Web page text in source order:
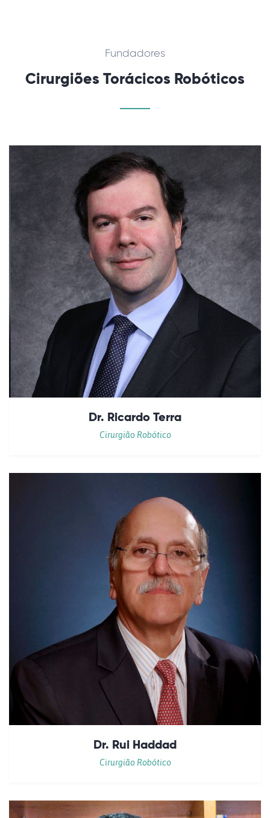
Fundadores
Cirurgiões Torácicos Robóticos
Dr. Ricardo Terra
Cirurgião Robótico
Dr. Rui Haddad
Cirurgião Robótico